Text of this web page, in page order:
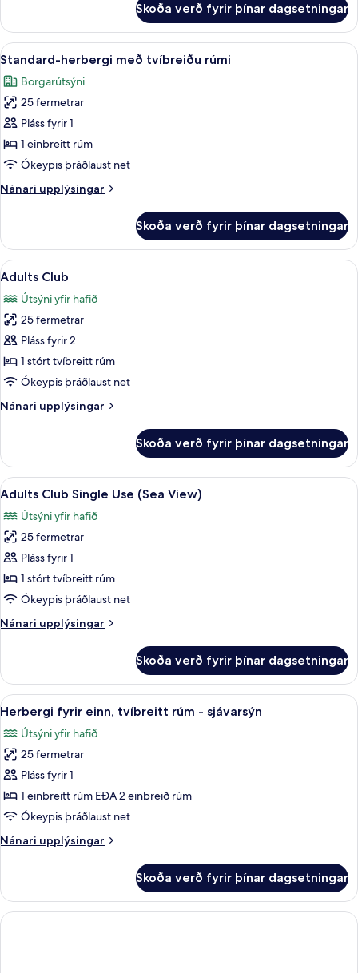
herbergi
með
tvíbreiðu
Skoða verð fyrir þínar dagsetningar
Skoða
allar
myndir
fyrir
Standard-
herbergi
með
rúmi
Míníbar, öryggishólf í herbergi,
6
Standard-herbergi með tvíbreiðu rúmi
Borgarútsýni
25 fermetrar
Pláss fyrir 1
1 einbreitt rúm
Ókeypis þráðlaust net
Nánari upplýsingar
Nánari
herbergi
með
tvíbreiðu
Skoða verð fyrir þínar dagsetningar
Skoða
allar
myndir
fyrir
Adults
Club
Míníbar, öryggishólf í herbergi,
7
Adults Club
Útsýni yfir hafið
25 fermetrar
Pláss fyrir 2
1 stórt tvíbreitt rúm
Ókeypis þráðlaust net
Nánari upplýsingar
Nánari
Club
Skoða verð fyrir þínar dagsetningar
Skoða
allar
myndir
fyrir
Adults
Club
Single
(Sea
Míníbar, öryggishólf í herbergi,
7
Adults Club Single Use (Sea View)
Útsýni yfir hafið
25 fermetrar
Pláss fyrir 1
1 stórt tvíbreitt rúm
Ókeypis þráðlaust net
Nánari upplýsingar
Nánari
Club
Single
Use
View)
Skoða verð fyrir þínar dagsetningar
Skoða
allar
myndir
fyrir
Herbergi
fyrir
einn,
rúm
Míníbar, öryggishólf í herbergi,
5
Herbergi fyrir einn, tvíbreitt rúm - sjávarsýn
Útsýni yfir hafið
25 fermetrar
Pláss fyrir 1
1 einbreitt rúm EÐA 2 einbreið rúm
Ókeypis þráðlaust net
Nánari upplýsingar
Nánari
fyrir
einn,
tvíbreitt
Skoða verð fyrir þínar dagsetningar